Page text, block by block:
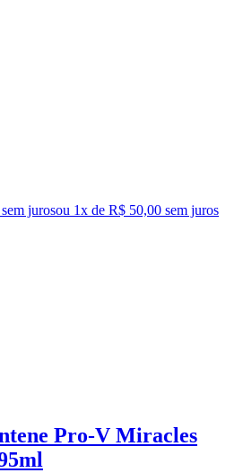
jurosou 1x de R$ 50,00 sem juros
Pro-V Miracles